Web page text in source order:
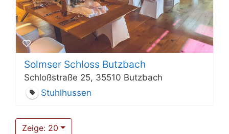
Solmser Schloss Butzbach
Schloßstraße 25, 35510 Butzbach
Stuhlhussen
Zeige: 20